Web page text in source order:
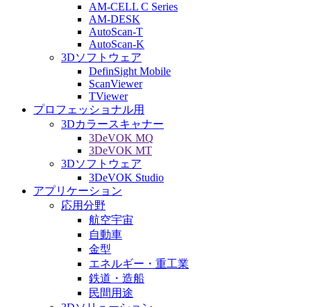
AM-CELL C Series
AM-DESK
AutoScan-T
AutoScan-K
3Dソフトウェア
DefinSight Mobile
ScanViewer
TViewer
プロフェッショナル用
3Dカラースキャナー
3DeVOK MQ
3DeVOK MT
3Dソフトウェア
3DeVOK Studio
アプリケーション
応用分野
航空宇宙
自動車
金型
エネルギー・重工業
鉄道・造船
民間用途